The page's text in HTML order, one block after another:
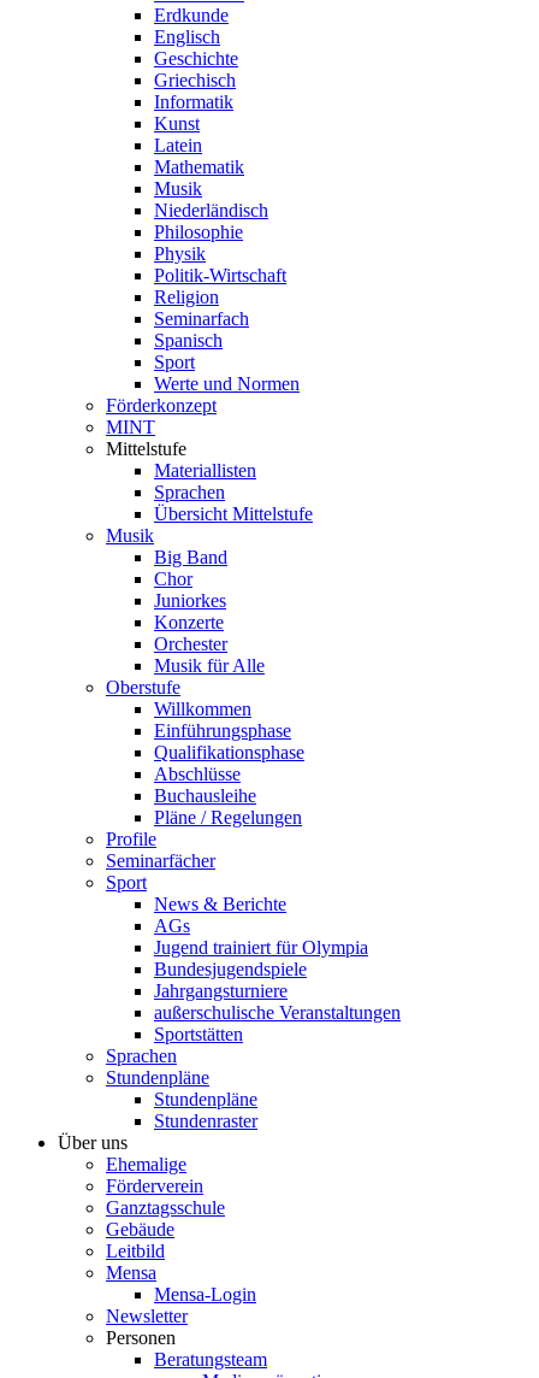
Erdkunde
Englisch
Geschichte
Griechisch
Informatik
Kunst
Latein
Mathematik
Musik
Niederländisch
Philosophie
Physik
Politik-Wirtschaft
Religion
Seminarfach
Spanisch
Sport
Werte und Normen
Förderkonzept
MINT
Mittelstufe
Materiallisten
Sprachen
Übersicht Mittelstufe
Musik
Big Band
Chor
Juniorkes
Konzerte
Orchester
Musik für Alle
Oberstufe
Willkommen
Einführungsphase
Qualifikationsphase
Abschlüsse
Buchausleihe
Pläne / Regelungen
Profile
Seminarfächer
Sport
News & Berichte
AGs
Jugend trainiert für Olympia
Bundesjugendspiele
Jahrgangsturniere
außerschulische Veranstaltungen
Sportstätten
Sprachen
Stundenpläne
Stundenpläne
Stundenraster
Über uns
Ehemalige
Förderverein
Ganztagsschule
Gebäude
Leitbild
Mensa
Mensa-Login
Newsletter
Personen
Beratungsteam